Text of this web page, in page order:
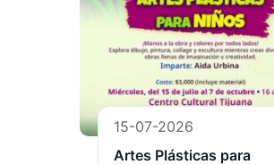
15-07-2026
Artes Plásticas para